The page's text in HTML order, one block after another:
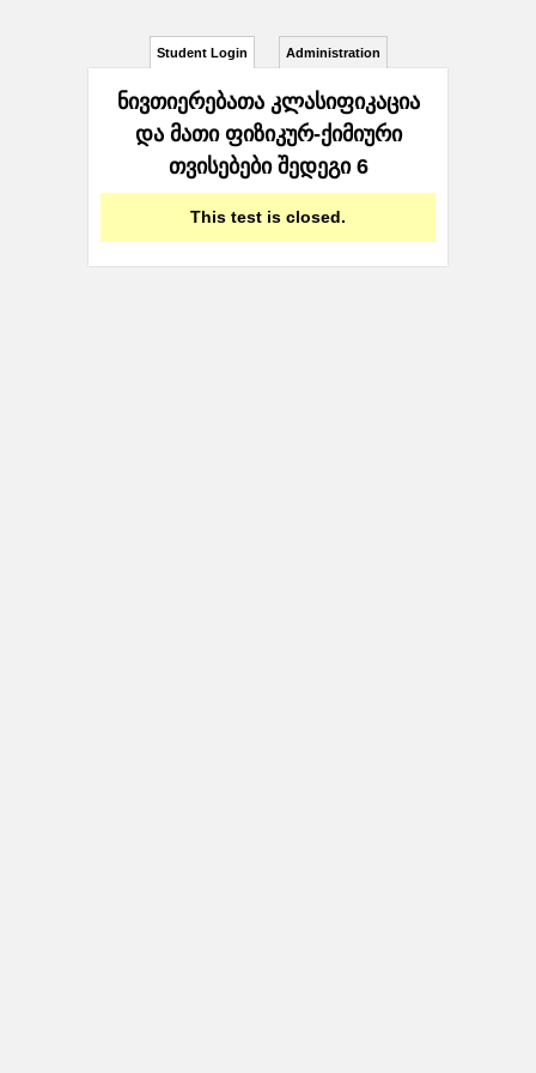
Student Login Administration
ნივთიერებათა კლასიფიკაცია
და მათი ფიზიკურ-ქიმიური
თვისებები შედეგი 6
This test is closed.